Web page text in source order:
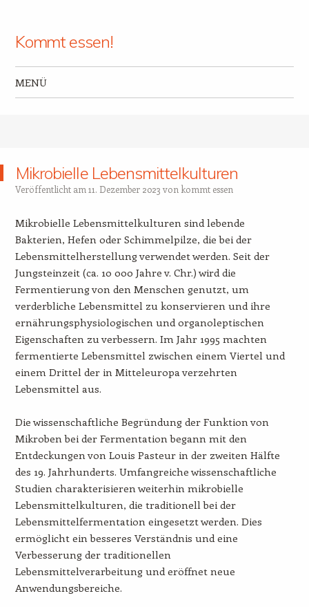
Kommt essen!
MENÜ
Mikrobielle Lebensmittelkulturen
Veröffentlicht am 11. Dezember 2023 von kommt essen
Mikrobielle Lebensmittelkulturen sind lebende
Bakterien, Hefen oder Schimmelpilze, die bei der
Lebensmittelherstellung verwendet werden. Seit der
Jungsteinzeit (ca. 10 000 Jahre v. Chr.) wird die
Fermentierung von den Menschen genutzt, um
verderbliche Lebensmittel zu konservieren und ihre
ernährungsphysiologischen und organoleptischen
Eigenschaften zu verbessern. Im Jahr 1995 machten
fermentierte Lebensmittel zwischen einem Viertel und
einem Drittel der in Mitteleuropa verzehrten
Lebensmittel aus.
Die wissenschaftliche Begründung der Funktion von
Mikroben bei der Fermentation begann mit den
Entdeckungen von Louis Pasteur in der zweiten Hälfte
des 19. Jahrhunderts. Umfangreiche wissenschaftliche
Studien charakterisieren weiterhin mikrobielle
Lebensmittelkulturen, die traditionell bei der
Lebensmittelfermentation eingesetzt werden. Dies
ermöglicht ein besseres Verständnis und eine
Verbesserung der traditionellen
Lebensmittelverarbeitung und eröffnet neue
Anwendungsbereiche.